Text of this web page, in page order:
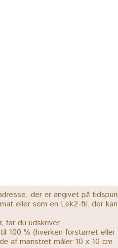
der er angivet på
eller som en Lek2-fil, der
før du udskriver
100 % (hverken forstørret
af mønstret måler 10 x 10 cm